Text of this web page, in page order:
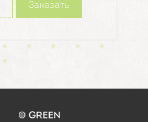
Заказать
© GREEN